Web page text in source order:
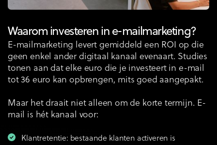
Waarom investeren in e-mailmarketing?
E-mailmarketing levert gemiddeld een ROI op die
geen enkel ander digitaal kanaal evenaart. Studies
tonen aan dat elke euro die je investeert in e-mail
tot 36 euro kan opbrengen, mits goed aangepakt.
Maar het draait niet alleen om de korte termijn. E-
mail is hét kanaal voor:
Klantretentie: bestaande klanten activeren is